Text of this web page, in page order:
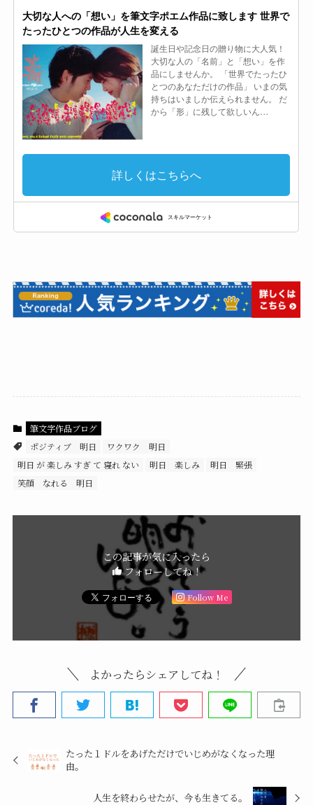
筆文字作品ブログ
ポジティブ 明日
ワクワク 明日
明日 が 楽しみ すぎ て 寝れ ない
明日 楽しみ
明日 緊張
笑顔 なれる 明日
この記事が気に入ったら
フォローしてね！
Follow Me
よかったらシェアしてね！
たった１ドルをあげただけでいじめがなくなった理
由。
人生を終わらせたが、今も生きてる。